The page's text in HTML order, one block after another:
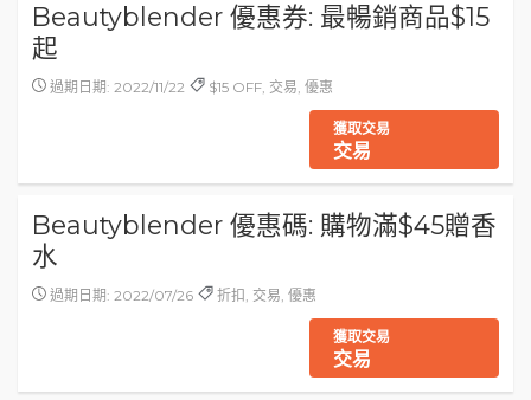
Beautyblender 優惠券: 最暢銷商品$15
起
過期日期: 2022/11/22 $15 OFF, 交易, 優惠
獲取交易
交易
Beautyblender 優惠碼: 購物滿$45贈香
水
過期日期: 2022/07/26 折扣, 交易, 優惠
獲取交易
交易